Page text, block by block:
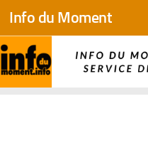
Skip to content
Info du Moment